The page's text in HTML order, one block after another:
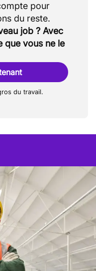
pour
job ? Avec
que vous ne le
du travail.